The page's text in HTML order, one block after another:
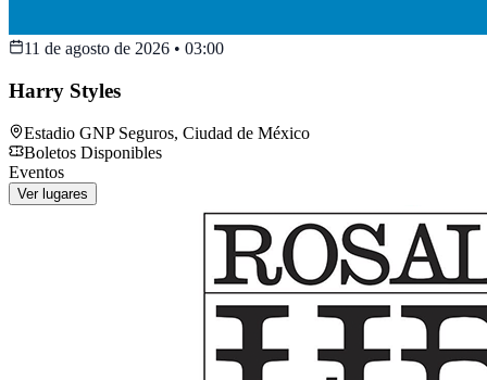
11 de agosto de 2026 • 03:00
Harry Styles
Estadio GNP Seguros, Ciudad de México
Boletos Disponibles
Eventos
Ver lugares